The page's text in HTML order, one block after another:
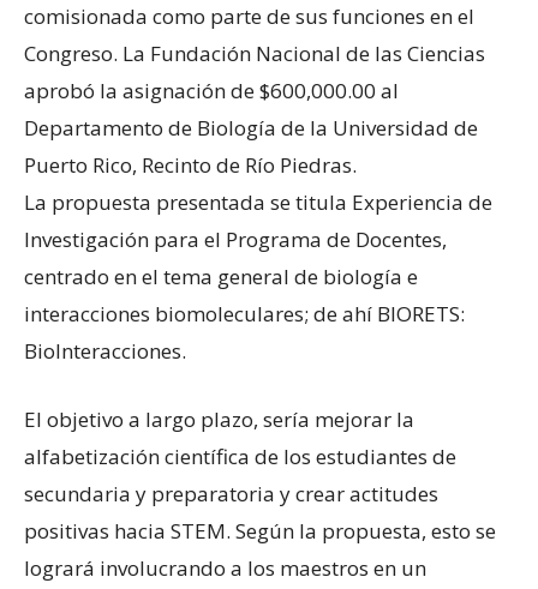
comisionada como parte de sus funciones en el
Congreso. La Fundación Nacional de las Ciencias
aprobó la asignación de $600,000.00 al
Departamento de Biología de la Universidad de
Puerto Rico, Recinto de Río Piedras.
La propuesta presentada se titula Experiencia de
Investigación para el Programa de Docentes,
centrado en el tema general de biología e
interacciones biomoleculares; de ahí BIORETS:
BioInteracciones.
El objetivo a largo plazo, sería mejorar la
alfabetización científica de los estudiantes de
secundaria y preparatoria y crear actitudes
positivas hacia STEM. Según la propuesta, esto se
logrará involucrando a los maestros en un